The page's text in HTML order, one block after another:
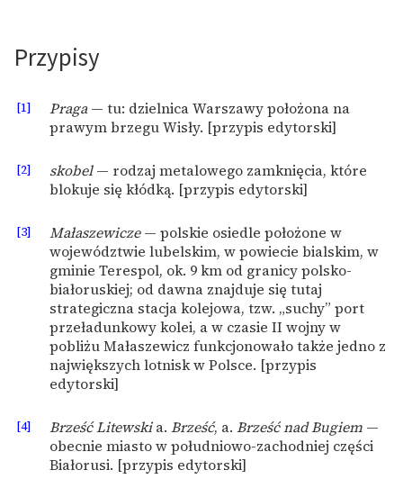
Przypisy
[1] Praga— tu: dzielnica Warszawy położona na
prawym brzegu Wisły. [przypis edytorski]
[2] skobel— rodzaj metalowego zamknięcia, które
blokuje się kłódką. [przypis edytorski]
[3] Małaszewicze— polskie osiedle położone w
województwie lubelskim, w powiecie bialskim, w
gminie Terespol, ok. 9 km od granicy polsko-
białoruskiej; od dawna znajduje się tutaj
strategiczna stacja kolejowa, tzw. „suchy” port
przeładunkowy kolei, a w czasie II wojny w
pobliżu Małaszewicz funkcjonowało także jedno z
największych lotnisk w Polsce. [przypis
edytorski]
[4] Brześć Litewskia.Brześć, a.Brześć nad Bugiem —
obecnie miasto w południowo-zachodniej części
Białorusi. [przypis edytorski]